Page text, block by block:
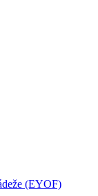
(EYOF)